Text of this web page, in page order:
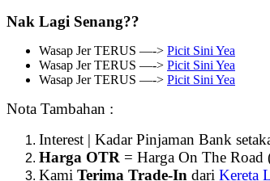
Nak Lagi Senang??
Wasap Jer TERUS —-> Picit Sini Yea
Wasap Jer TERUS —-> Picit Sini Yea
Wasap Jer TERUS —-> Picit Sini Yea
Nota Tambahan :
Interest | Kadar Pinjaman Bank
Harga OTR = Harga On The Road
Kami Terima Trade-In dari Kereta